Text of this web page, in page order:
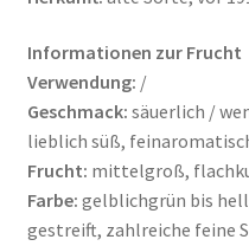
Informationen zur Frucht
Verwendung: /
Geschmack: säuerlich /
lieblich süß,
Frucht: mittelgroß,
Farbe: gelblichgrün bis
gestreift, zahlreiche feine